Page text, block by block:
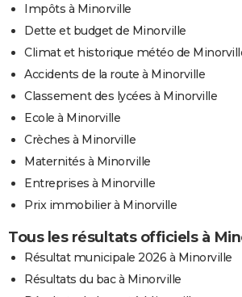
Impôts à Minorville
Dette et budget de Minorville
Climat et historique météo de
Accidents de la route à Minorville
Classement des lycées à Minorville
Ecole à Minorville
Crèches à Minorville
Maternités à Minorville
Entreprises à Minorville
Prix immobilier à Minorville
Tous les résultats officiels à
Résultat municipale 2026 à Minorville
Résultats du bac à Minorville